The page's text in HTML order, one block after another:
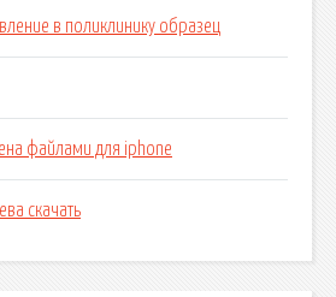
в поликлинику образец
файлами для iphone
скачать